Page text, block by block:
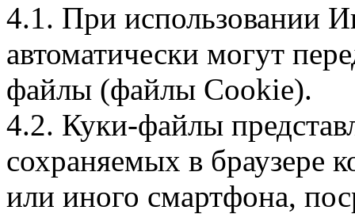
4.1. При использовании
автоматически могут
файлы (файлы Cookie).
4.2. Куки-файлы
сохраняемых в браузере
или иного смартфона,